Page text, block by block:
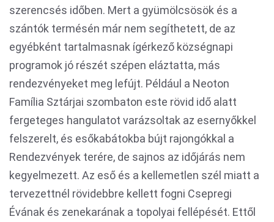
szerencsés időben. Mert a gyümölcsösök és a
szántók termésén már nem segíthetett, de az
egyébként tartalmasnak ígérkező községnapi
programok jó részét szépen eláztatta, más
rendezvényeket meg lefújt. Például a Neoton
Família Sztárjai szombaton este rövid idő alatt
fergeteges hangulatot varázsoltak az esernyőkkel
felszerelt, és esőkabátokba bújt rajongókkal a
Rendezvények terére, de sajnos az időjárás nem
kegyelmezett. Az eső és a kellemetlen szél miatt a
tervezettnél rövidebbre kellett fogni Csepregi
Évának és zenekarának a topolyai fellépését. Ettől